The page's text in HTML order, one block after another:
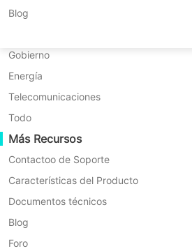
Migración V2V
Migración P2P
Migración C2C
Migración C2V
Migración P2C
Recuperabilidad
Verificación de Recuperación de VM
Verificación de Recuperación del SO
Seguridad de Datos
Sangfor HCI
Huawei FusionCompute
Red Hat Virtualization
Oracle OLVM
XenServer/Citrix Hypervisor
KayGrid
InCloud Sphere
Arcfra
FusionOne Compute
NexaVM
Servidor físico
Servicios de TI
Gobierno
Energía
Telecomunicaciones
Todo
Más Recursos
Contactoo de Soporte
Características del Producto
Documentos técnicos
Blog
Foro
Blog
Resiliente,
Entornos Híbridos
Modernos
Prueba gratuita de
Edición
DESCARGAR PRUEBA